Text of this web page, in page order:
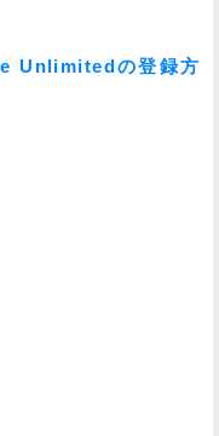
Unlimitedの登録方